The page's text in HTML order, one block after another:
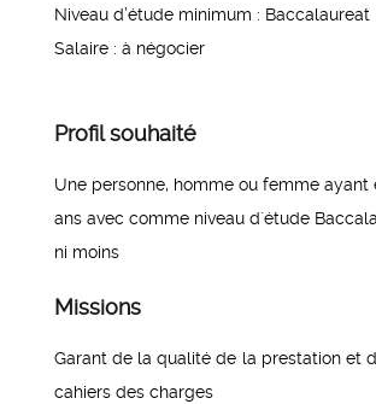
Niveau d’étude minimum : Baccalaureat
Salaire : à négocier
Profil souhaité
Une personne, homme ou femme ayant
ans avec comme niveau d´étude
ni moins
Missions
Garant de la qualité de la prestation et
cahiers des charges